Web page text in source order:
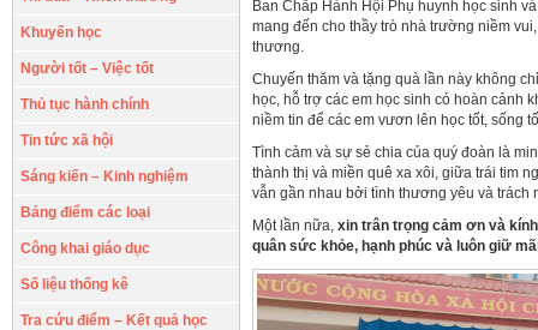
Khuyến học
Người tốt – Việc tốt
Thủ tục hành chính
Tin tức xã hội
Sáng kiến – Kinh nghiệm
Bảng điểm các loại
Công khai giáo dục
Số liệu thống kê
Tra cứu điểm – Kết quả học
Ban Chấp Hành Hội Phụ huynh học sinh
mang đến cho thầy trò nhà trường niềm
thương.
Chuyến thăm và tặng quà lần này không
học, hỗ trợ các em học sinh có hoàn cảnh
niềm tin để các em vươn lên học tốt, sống
Tình cảm và sự sẻ chia của quý đoàn là
thành thị và miền quê xa xôi, giữa trái tim
vẫn gần nhau bởi tình thương yêu và trách
Một lần nữa, xin trân trọng cảm ơn và
quân sức khỏe, hạnh phúc và luôn giữ